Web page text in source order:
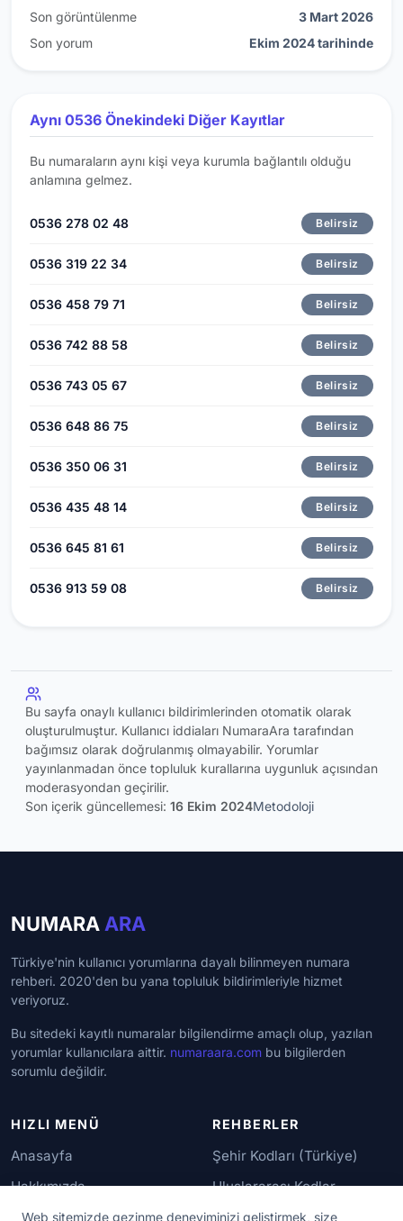
Web sitemizde gezinme deneyiminizi geliştirmek, size
Son görüntülenme
3 Mart 2026
Son yorum
Ekim 2024 tarihinde
Aynı 0536 Önekindeki Diğer Kayıtlar
Bu numaraların aynı kişi veya kurumla bağlantılı olduğu
anlamına gelmez.
0536 278 02 48 Belirsiz
0536 319 22 34 Belirsiz
0536 458 79 71 Belirsiz
0536 742 88 58 Belirsiz
0536 743 05 67 Belirsiz
0536 648 86 75 Belirsiz
0536 350 06 31 Belirsiz
0536 435 48 14 Belirsiz
0536 645 81 61 Belirsiz
0536 913 59 08 Belirsiz
Bu sayfa onaylı kullanıcı bildirimlerinden otomatik olarak
oluşturulmuştur. Kullanıcı iddiaları NumaraAra tarafından
bağımsız olarak doğrulanmış olmayabilir. Yorumlar
yayınlanmadan önce topluluk kurallarına uygunluk açısından
moderasyondan geçirilir.
Son içerik güncellemesi: 16 Ekim 2024Metodoloji
NUMARA ARA
Türkiye'nin kullanıcı yorumlarına dayalı bilinmeyen numara
rehberi. 2020'den bu yana topluluk bildirimleriyle hizmet
veriyoruz.
Bu sitedeki kayıtlı numaralar bilgilendirme amaçlı olup, yazılan
yorumlar kullanıcılara aittir. numaraara.com bu bilgilerden
sorumlu değildir.
HIZLI MENÜ
Anasayfa
Hakkımızda
İletişim
REHBERLER
Şehir Kodları (Türkiye)
Uluslararası Kodlar
Güvenilir Numaralar